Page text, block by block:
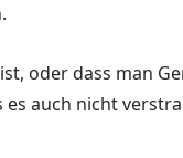
oder dass man
auch nicht